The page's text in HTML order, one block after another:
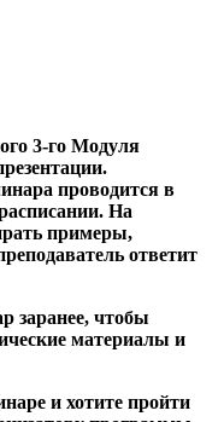
3-го Модуля
проводится в
На
примеры,
ответит
заранее, чтобы
материалы и
и хотите пройти